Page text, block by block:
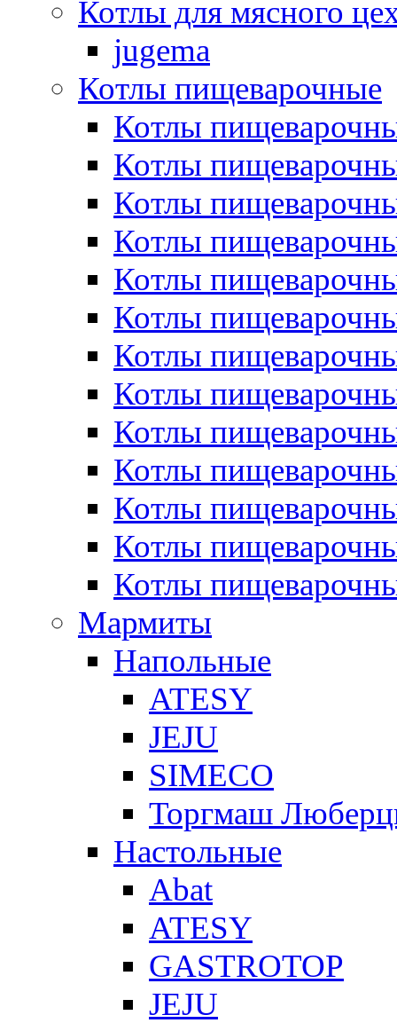
Котлы для мясного
jugema
Котлы пищеварочные
Котлы
Котлы
Котлы
Котлы
Котлы
Котлы
Котлы
Котлы
Котлы
Котлы
Котлы
Котлы
Котлы
Мармиты
Напольные
ATESY
JEJU
SIMECO
Торгмаш
Настольные
Abat
ATESY
GASTROTOP
JEJU